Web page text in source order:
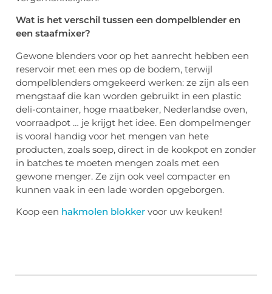
Wat is het verschil tussen een dompelblender en
een staafmixer?
Gewone blenders voor op het aanrecht hebben een
reservoir met een mes op de bodem, terwijl
dompelblenders omgekeerd werken: ze zijn als een
mengstaaf die kan worden gebruikt in een plastic
deli-container, hoge maatbeker, Nederlandse oven,
voorraadpot … je krijgt het idee. Een dompelmenger
is vooral handig voor het mengen van hete
producten, zoals soep, direct in de kookpot en zonder
in batches te moeten mengen zoals met een
gewone menger. Ze zijn ook veel compacter en
kunnen vaak in een lade worden opgeborgen.
Koop een hakmolen blokker voor uw keuken!